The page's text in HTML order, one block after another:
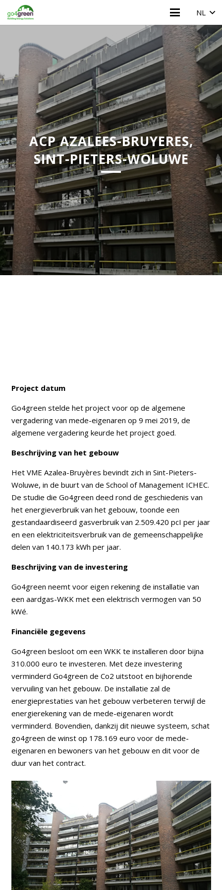
NL
ACP AZALEES-BRUYERES,
SINT-PIETERS-WOLUWE
Project datum
Go4green stelde het project voor op de algemene
vergadering van mede-eigenaren op 9 mei 2019, de
algemene vergadering keurde het project goed.
Beschrijving van het gebouw
Het VME Azalea-Bruyères bevindt zich in Sint-Pieters-
Woluwe, in de buurt van de School of Management ICHEC.
De studie die Go4green deed rond de geschiedenis van
het energieverbruik van het gebouw, toonde een
gestandaardiseerd gasverbruik van 2.509.420 pcI per jaar
en een elektriciteitsverbruik van de gemeenschappelijke
delen van 140.173 kWh per jaar.
Beschrijving van de investering
Go4green neemt voor eigen rekening de installatie van
een aardgas-WKK met een elektrisch vermogen van 50
kWé.
Financiële gegevens
Go4green besloot om een WKK te installeren door bijna
310.000 euro te investeren. Met deze investering
verminderd Go4green de Co2 uitstoot en bijhorende
vervuiling van het gebouw. De installatie zal de
energieprestaties van het gebouw verbeteren terwijl de
energierekening van de mede-eigenaren wordt
verminderd. Bovendien, dankzij dit nieuwe systeem, schat
go4green de winst op 178.169 euro voor de mede-
eigenaren en bewoners van het gebouw en dit voor de
duur van het contract.